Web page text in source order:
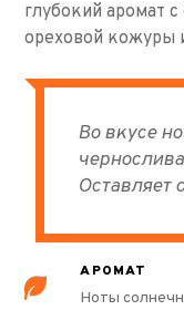
глубокий аромат
ореховой кожуры
Во вкусе
Оставляет
АРОМАТ
Ноты